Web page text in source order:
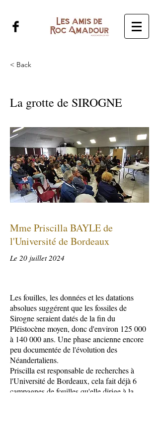
< Back
La grotte de SIROGNE
Mme Priscilla BAYLE de
l'Université de Bordeaux
Le 20 juillet 2024
Les fouilles, les données et les datations
absolues suggérent que les fossiles de
Sirogne seraient datés de la fin du
Pléistocène moyen, donc d'environ 125 000
à 140 000 ans. Une phase ancienne encore
peu documentée de l'évolution des
Néandertaliens.
Priscilla est responsable de recherches à
l'Université de Bordeaux, cela fait déjà 6
campagnes de fouilles qu'elle dirige à la